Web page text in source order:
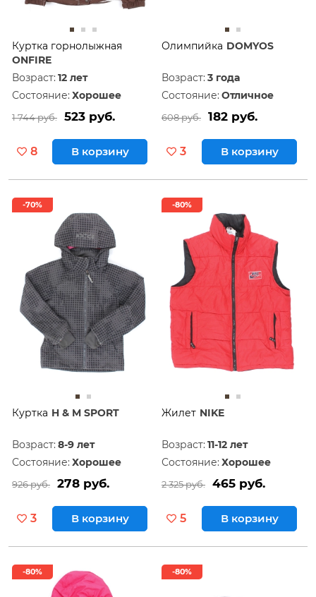
Куртка горнолыжная
ONFIRE
Возраст: 12 лет
Состояние: Хорошее
1 744 руб. 523 руб.
8 В корзину
Олимпийка DOMYOS
Возраст: 3 года
Состояние: Отличное
608 руб. 182 руб.
3 В корзину
-70%
Куртка H & M SPORT
Возраст: 8-9 лет
Состояние: Хорошее
926 руб. 278 руб.
3 В корзину
-80%
Жилет NIKE
Возраст: 11-12 лет
Состояние: Хорошее
2 325 руб. 465 руб.
5 В корзину
-80% -80%